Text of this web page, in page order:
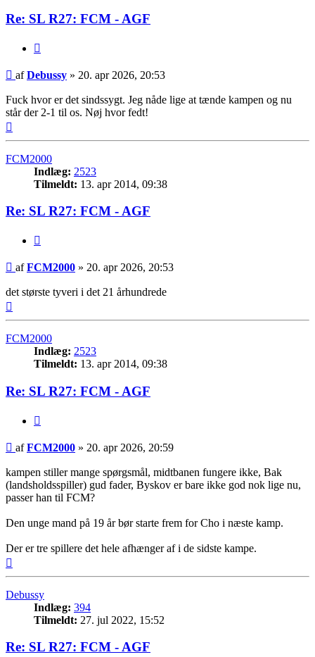
Re: SL R27: FCM - AGF
Indlæg
afDebussy » 20. apr 2026, 20:53
Fuck hvor er det sindssygt. Jeg nåde lige at tænde kampen og nu
står der 2-1 til os. Nøj hvor fedt!
FCM2000
Indlæg: 2523
Tilmeldt: 13. apr 2014, 09:38
Re: SL R27: FCM - AGF
Indlæg
afFCM2000 » 20. apr 2026, 20:53
det største tyveri i det 21 århundrede
FCM2000
Indlæg: 2523
Tilmeldt: 13. apr 2014, 09:38
Re: SL R27: FCM - AGF
Indlæg
afFCM2000 » 20. apr 2026, 20:59
kampen stiller mange spørgsmål, midtbanen fungere ikke, Bak
(landsholdsspiller) gud fader, Byskov er bare ikke god nok lige nu,
passer han til FCM?
Den unge mand på 19 år bør starte frem for Cho i næste kamp.
Der er tre spillere det hele afhænger af i de sidste kampe.
Debussy
Indlæg: 394
Tilmeldt: 27. jul 2022, 15:52
Re: SL R27: FCM - AGF